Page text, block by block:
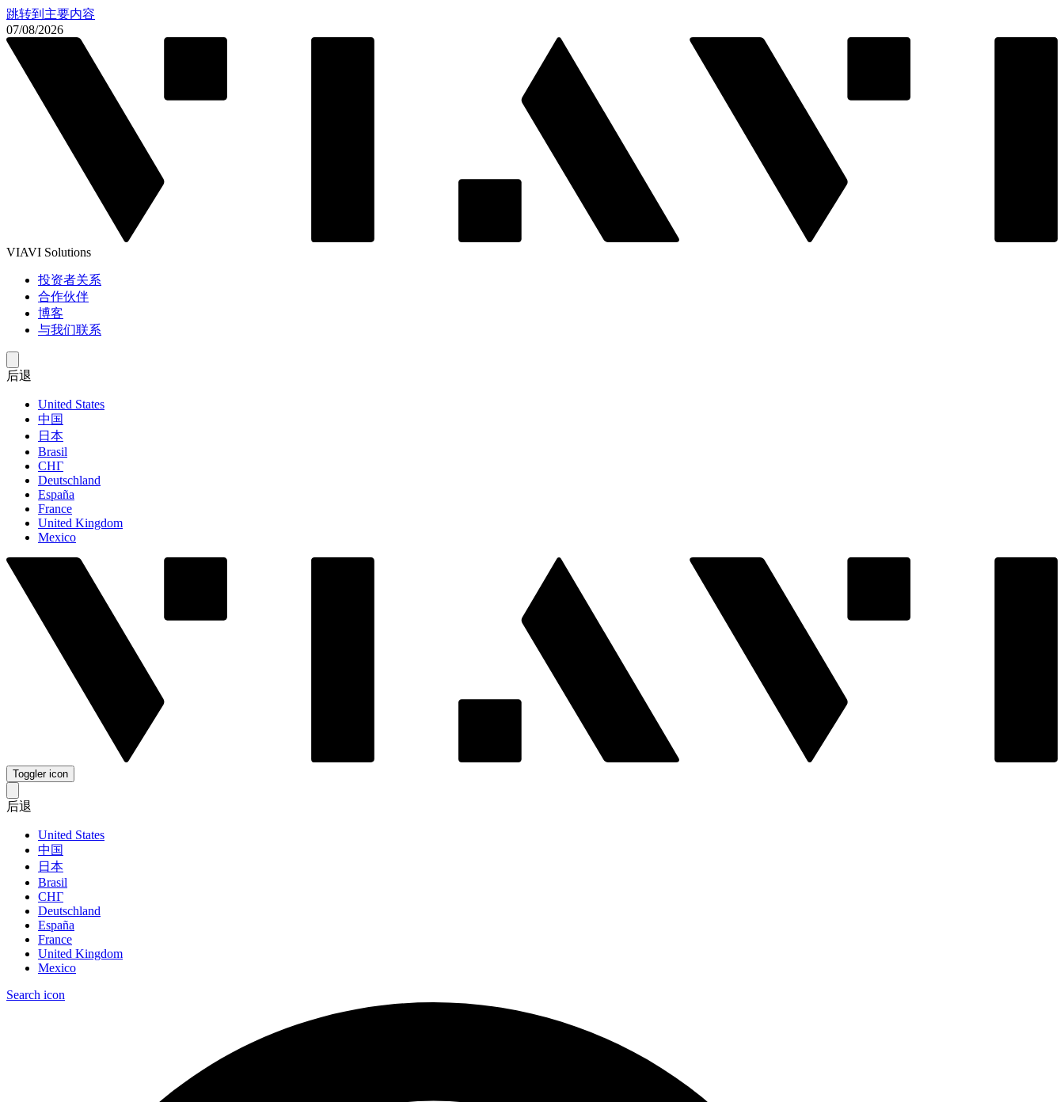
跳转到主要内容
07/08/2026
VIAVI Solutions
投资者关系
合作伙伴
博客
与我们联系
后退
United States
中国
日本
Brasil
СНГ
Deutschland
España
France
United Kingdom
Mexico
Toggler icon
后退
United States
中国
日本
Brasil
СНГ
Deutschland
España
France
United Kingdom
Mexico
Search icon